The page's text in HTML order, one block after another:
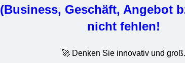
(Business, Geschäft, Angebot
nicht fehlen!
🚀 Denken Sie innovativ und groß.